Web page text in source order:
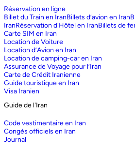
Réservation en ligne
Billet du Train en IranBillets d’avion en Iran
IranRéservation d'Hôtel en IranBillets de
Carte SIM en Iran
Location de Voiture
Location d’Avion en Iran
Location de camping-car en Iran
Assurance de Voyage pour l’Iran
Carte de Crédit Iranienne
Guide touristique en Iran
Visa Iranien
Guide de l'Iran
Code vestimentaire en Iran
Congés officiels en Iran
Journal